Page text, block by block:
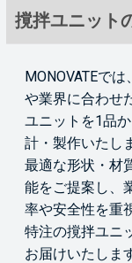
撹拌ユニット
MONOVATEでは
や業界に合わせ
ユニットを1品
計・製作いたし
最適な形状・材
能をご提案し、
率や安全性を重
特注の撹拌ユニ
お届けいたしま